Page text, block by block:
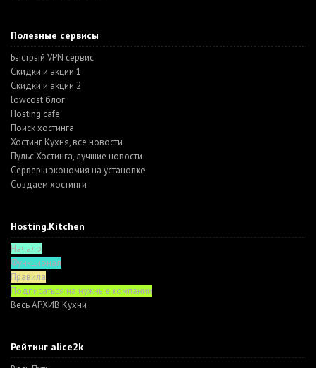
Полезные сервисы
Быстрый VPN сервис
Скидки и акции 1
Скидки и акции 2
lowcost блог
Hosting.cafe
Поиск хостинга
Хостинг Кухня, все новости
Пульс Хостинга, лучшие новости
Серверы экономия на установке
Создаем хостинги
Hosting.Kitchen
Начало
Функционал
Правила
Подписаться на нужные компании
Весь АРХИВ Кухни
Рейтинг alice2k